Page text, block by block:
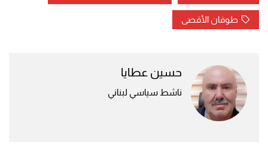
طوفان الأقصى
حسين عطايا
ناشط سياسي لبناني